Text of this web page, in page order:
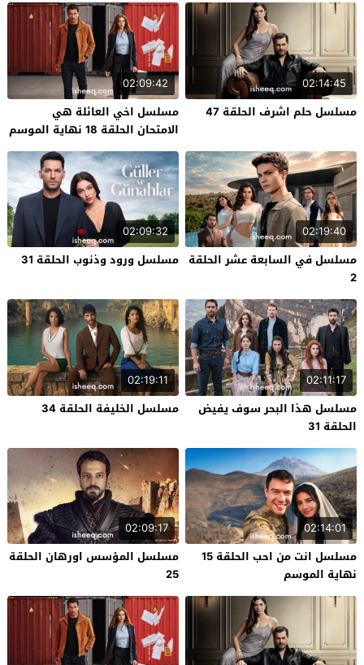
02:14:45
مسلسل حلم اشرف الحلقة 47
02:09:42
مسلسل اخي العائلة هي
الامتحان الحلقة 18 نهاية الموسم
02:19:40
مسلسل في السابعة عشر الحلقة
2
02:09:32
مسلسل ورود وذنوب الحلقة 31
02:11:17
مسلسل هذا البحر سوف يفيض
الحلقة 31
02:19:11
مسلسل الخليفة الحلقة 34
02:14:01
مسلسل انت من احب الحلقة 15
نهاية الموسم
02:09:17
مسلسل المؤسس اورهان الحلقة
25